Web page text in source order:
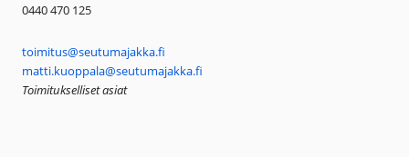
0440 470 125
toimitus@seutumajakka.fi
matti.kuoppala@seutumajakka.fi
Toimitukselliset asiat